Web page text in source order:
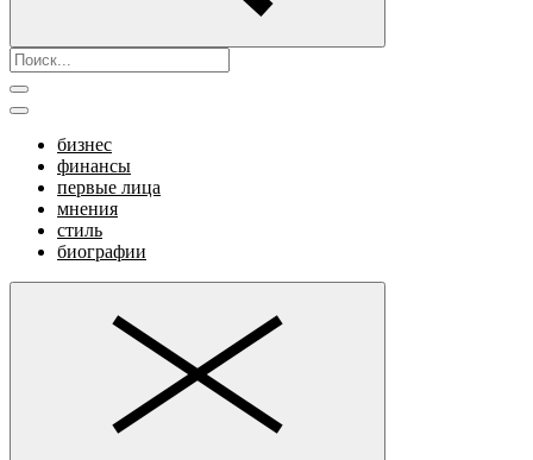
бизнес
финансы
первые лица
мнения
стиль
биографии